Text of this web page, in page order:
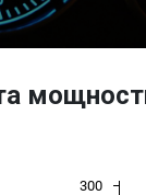
300